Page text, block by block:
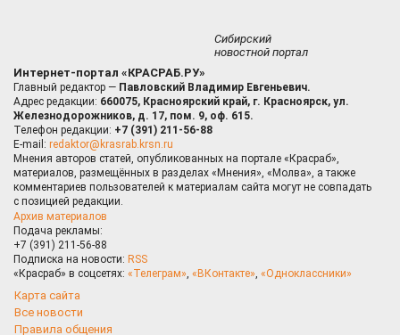
Сибирский
новостной портал
Интернет-портал «КРАСРАБ.РУ»
Главный редактор — Павловский Владимир Евгеньевич.
Адрес редакции: 660075, Красноярский край, г. Красноярск, ул.
Железнодорожников, д. 17, пом. 9, оф. 615.
Телефон редакции: +7 (391) 211-56-88
E-mail: redaktor@krasrab.krsn.ru
Мнения авторов статей, опубликованных на портале «Красраб»,
материалов, размещённых в разделах «Мнения», «Молва», а также
комментариев пользователей к материалам сайта могут не совпадать
с позицией редакции.
Архив материалов
Подача рекламы:
+7 (391) 211-56-88
Подписка на новости: RSS
«Красраб» в соцсетях: «Телеграм», «ВКонтакте», «Одноклассники»
Карта сайта
Все новости
Правила общения